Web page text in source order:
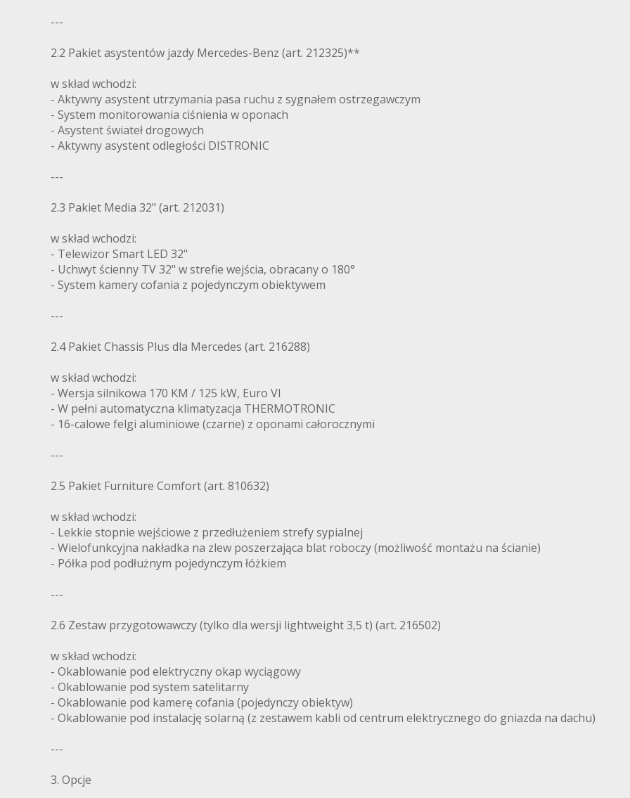
---
2.2 Pakiet asystentów jazdy Mercedes-Benz (art. 212325)**
w skład wchodzi:
- Aktywny asystent utrzymania pasa ruchu z sygnałem ostrzegawczym
- System monitorowania ciśnienia w oponach
- Asystent świateł drogowych
- Aktywny asystent odległości DISTRONIC
---
2.3 Pakiet Media 32" (art. 212031)
w skład wchodzi:
- Telewizor Smart LED 32"
- Uchwyt ścienny TV 32" w strefie wejścia, obracany o 180°
- System kamery cofania z pojedynczym obiektywem
---
2.4 Pakiet Chassis Plus dla Mercedes (art. 216288)
w skład wchodzi:
- Wersja silnikowa 170 KM / 125 kW, Euro VI
- W pełni automatyczna klimatyzacja THERMOTRONIC
- 16-calowe felgi aluminiowe (czarne) z oponami całorocznymi
---
2.5 Pakiet Furniture Comfort (art. 810632)
w skład wchodzi:
- Lekkie stopnie wejściowe z przedłużeniem strefy sypialnej
- Wielofunkcyjna nakładka na zlew poszerzająca blat roboczy (możliwość montażu na ścianie)
- Półka pod podłużnym pojedynczym łóżkiem
---
2.6 Zestaw przygotowawczy (tylko dla wersji lightweight 3,5 t) (art. 216502)
w skład wchodzi:
- Okablowanie pod elektryczny okap wyciągowy
- Okablowanie pod system satelitarny
- Okablowanie pod kamerę cofania (pojedynczy obiektyw)
- Okablowanie pod instalację solarną (z zestawem kabli od centrum elektrycznego do gniazda na dachu)
---
3. Opcje